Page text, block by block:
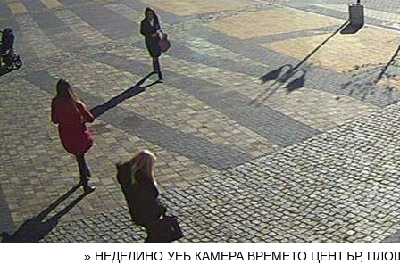
» НЕДЕЛИНО УЕБ КАМЕРА ВРЕМЕТО ЦЕНТЪР,